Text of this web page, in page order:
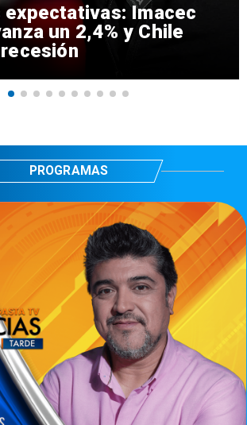
expectativas: Imacec
un 2,4% y Chile
PROGRAMAS